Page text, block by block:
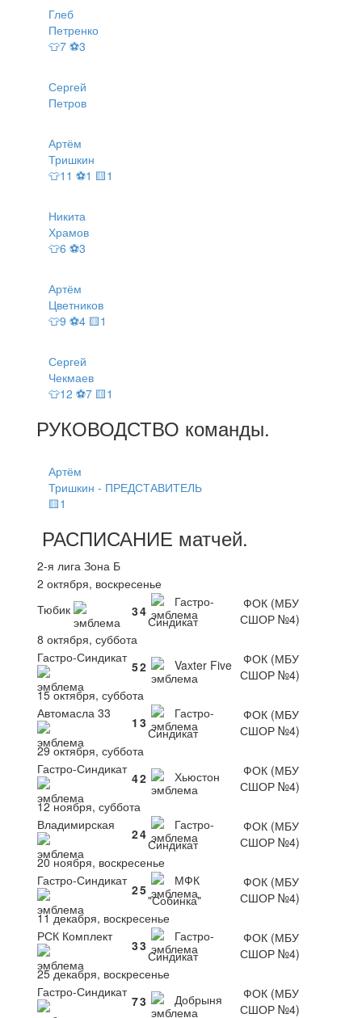
Глеб
Петренко
👕7 ⚽3
Сергей
Петров
Артём
Тришкин
👕11 ⚽1 🟨1
Никита
Храмов
👕6 ⚽3
Артём
Цветников
👕9 ⚽4 🟨1
Сергей
Чекмаев
👕12 ⚽7 🟨1
РУКОВОДСТВО команды.
Артём
Тришкин - ПРЕДСТАВИТЕЛЬ
🟨1
РАСПИСАНИЕ матчей.
2-я лига Зона Б
2 октября, воскресенье
Тюбик
34
Гастро-
Синдикат
ФОК (МБУ
СШОР №4)
8 октября, суббота
Гастро-Синдикат
52 Vaxter Five
ФОК (МБУ
СШОР №4)
15 октября, суббота
Автомасла 33
1 3
Гастро-
Синдикат
ФОК (МБУ
СШОР №4)
29 октября, суббота
Гастро-Синдикат
42 Хьюстон
ФОК (МБУ
СШОР №4)
12 ноября, суббота
Владимирская
24
Гастро-
Синдикат
ФОК (МБУ
СШОР №4)
20 ноября, воскресенье
Гастро-Синдикат
25
МФК
"Собинка"
ФОК (МБУ
СШОР №4)
11 декабря, воскресенье
РСК Комплект
33
Гастро-
Синдикат
ФОК (МБУ
СШОР №4)
25 декабря, воскресенье
Гастро-Синдикат
73 Добрыня
ФОК (МБУ
СШОР №4)